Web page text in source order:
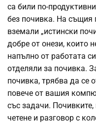
са били по-
без почивка. На същия
вземали „истински
добре от онези, които
напълно от работата
отделяли за почивка.
почивка, трябва да се
повече от вашия
със задачи.
четене и разговор с